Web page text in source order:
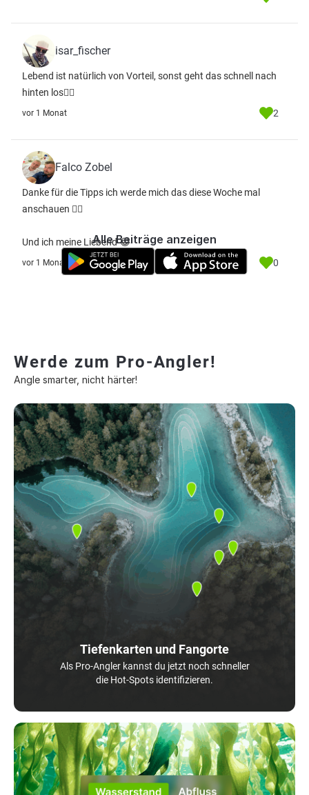
isar_fischer
Lebend ist natürlich von Vorteil, sonst geht das schnell nach
hinten los👍🏼
vor 1 Monat 2
Falco Zobel
Danke für die Tipps ich werde mich das diese Woche mal
anschauen 👍🏼
Und ich meine Liebend 😂
vor 1 Monat 0
Alle Beiträge anzeigen
Werde zum Pro-Angler!
Angle smarter, nicht härter!
Tiefenkarten und Fangorte
Als Pro-Angler kannst du jetzt noch schneller
die Hot-Spots identifizieren.